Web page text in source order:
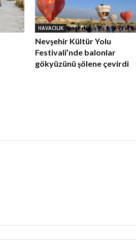
HAVACILIK
Nevşehir Kültür Yolu
Festivali’nde balonlar
gökyüzünü şölene çevirdi